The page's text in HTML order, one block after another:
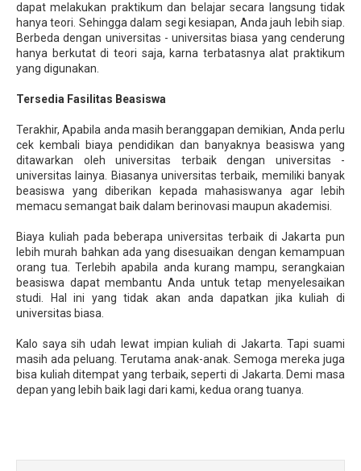
dapat melakukan praktikum dan belajar secara langsung tidak
hanya teori. Sehingga dalam segi kesiapan, Anda jauh lebih siap.
Berbeda dengan universitas - universitas biasa yang cenderung
hanya berkutat di teori saja, karna terbatasnya alat praktikum
yang digunakan.
Tersedia Fasilitas Beasiswa
Terakhir, Apabila anda masih beranggapan demikian, Anda perlu
cek kembali biaya pendidikan dan banyaknya beasiswa yang
ditawarkan oleh universitas terbaik dengan universitas -
universitas lainya. Biasanya universitas terbaik, memiliki banyak
beasiswa yang diberikan kepada mahasiswanya agar lebih
memacu semangat baik dalam berinovasi maupun akademisi.
Biaya kuliah pada beberapa universitas terbaik di Jakarta pun
lebih murah bahkan ada yang disesuaikan dengan kemampuan
orang tua. Terlebih apabila anda kurang mampu, serangkaian
beasiswa dapat membantu Anda untuk tetap menyelesaikan
studi. Hal ini yang tidak akan anda dapatkan jika kuliah di
universitas biasa.
Kalo saya sih udah lewat impian kuliah di Jakarta. Tapi suami
masih ada peluang. Terutama anak-anak. Semoga mereka juga
bisa kuliah ditempat yang terbaik, seperti di Jakarta. Demi masa
depan yang lebih baik lagi dari kami, kedua orang tuanya.